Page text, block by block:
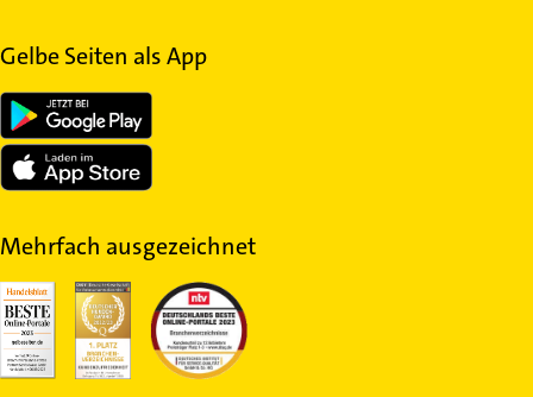
Gelbe Seiten als App
Mehrfach ausgezeichnet